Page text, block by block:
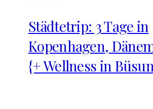
Städtetrip: 3 Tage in
Kopenhagen,
{+ Wellness in